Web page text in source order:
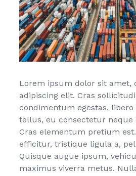
Lorem ipsum dolor sit amet,
adipiscing elit. Cras
condimentum egestas,
tellus, eu consectetur neque
Cras elementum pretium
efficitur, tristique ligula a,
Quisque augue ipsum,
maximus viverra metus.